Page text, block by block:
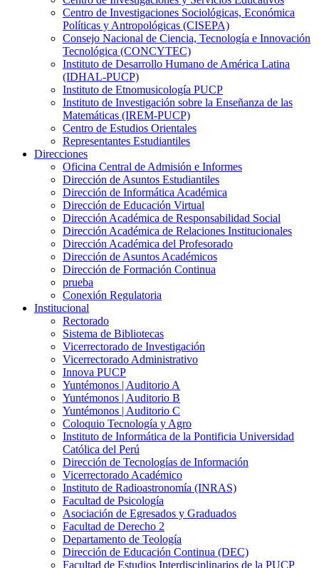
Centro de Investigaciones Sociológicas, Económica
Políticas y Antropológicas (CISEPA)
Consejo Nacional de Ciencia, Tecnología e Innovación
Tecnológica (CONCYTEC)
Instituto de Desarrollo Humano de América Latina
(IDHAL-PUCP)
Instituto de Etnomusicología PUCP
Instituto de Investigación sobre la Enseñanza de las
Matemáticas (IREM-PUCP)
Centro de Estudios Orientales
Representantes Estudiantiles
Direcciones
Oficina Central de Admisión e Informes
Dirección de Asuntos Estudiantiles
Dirección de Informática Académica
Dirección de Educación Virtual
Dirección Académica de Responsabilidad Social
Dirección Académica de Relaciones Institucionales
Dirección Académica del Profesorado
Dirección de Asuntos Académicos
Dirección de Formación Continua
prueba
Conexión Regulatoria
Institucional
Rectorado
Sistema de Bibliotecas
Vicerrectorado de Investigación
Vicerrectorado Administrativo
Innova PUCP
Yuntémonos | Auditorio A
Yuntémonos | Auditorio B
Yuntémonos | Auditorio C
Coloquio Tecnología y Agro
Instituto de Informática de la Pontificia Universidad
Católica del Perú
Dirección de Tecnologías de Información
Vicerrectorado Académico
Instituto de Radioastronomía (INRAS)
Facultad de Psicología
Asociación de Egresados y Graduados
Facultad de Derecho 2
Departamento de Teología
Dirección de Educación Continua (DEC)
Facultad de Estudios Interdisciplinarios de la PUCP